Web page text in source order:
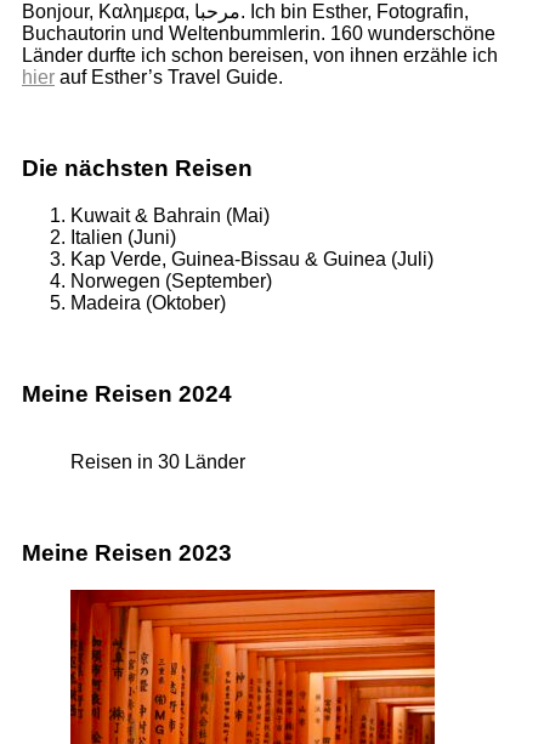
Bonjour, Καλημερα, مرحبا. Ich bin Esther, Fotografin,
Buchautorin und Weltenbummlerin. 160 wunderschöne
Länder durfte ich schon bereisen, von ihnen erzähle ich
hier auf Esther’s Travel Guide.
Die nächsten Reisen
Kuwait & Bahrain (Mai)
Italien (Juni)
Kap Verde, Guinea-Bissau & Guinea (Juli)
Norwegen (September)
Madeira (Oktober)
Meine Reisen 2024
Reisen in 30 Länder
Meine Reisen 2023